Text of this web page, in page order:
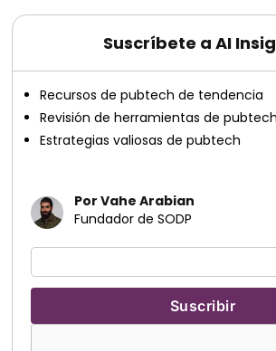
Suscríbete a AI
Recursos de pubtech de tendencia
Revisión de herramientas de
Estrategias valiosas de pubtech
Por Vahe Arabian
Fundador de SODP